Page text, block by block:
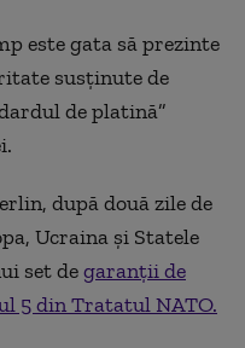
este gata să prezinte
susținute de
de platină”
după două zile de
Ucraina și Statele
set degaranții de
5 din Tratatul NATO.